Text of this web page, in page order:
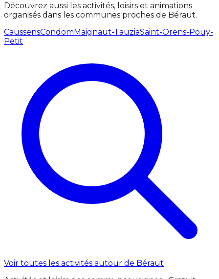
Découvrez aussi les activités, loisirs et animations
organisés dans les communes proches de Béraut.
CaussensCondomMaignaut-TauziaSaint-Orens-Pouy-
Petit
Voir toutes les activités autour de Béraut